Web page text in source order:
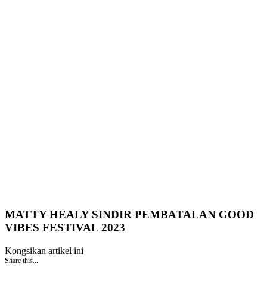
MATTY HEALY SINDIR PEMBATALAN GOOD
VIBES FESTIVAL 2023
Kongsikan artikel ini
Share this...